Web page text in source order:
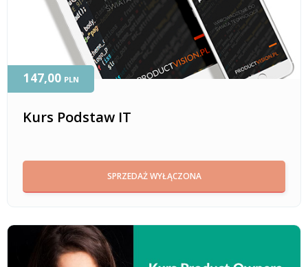
Kurs Podstaw IT
147,00 PLN
SPRZEDAŻ WYŁĄCZONA